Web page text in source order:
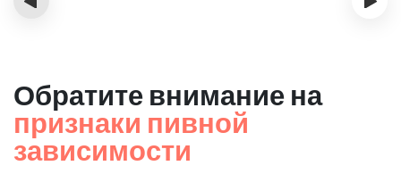
Обратите внимание на
признаки пивной
зависимости